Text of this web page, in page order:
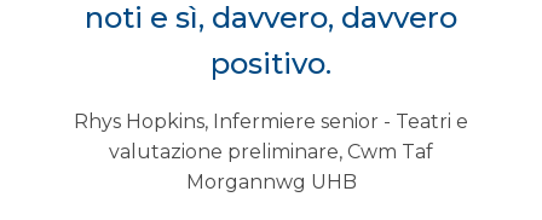
noti e sì, davvero, davvero
positivo.
Rhys Hopkins, Infermiere senior - Teatri e
valutazione preliminare, Cwm Taf
Morgannwg UHB